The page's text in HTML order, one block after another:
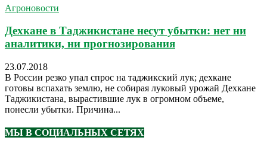
Агроновости
Дехкане в Таджикистане несут убытки: нет ни
аналитики, ни прогнозирования
23.07.2018
В России резко упал спрос на таджикский лук; дехкане
готовы вспахать землю, не собирая луковый урожай Дехкане
Таджикистана, вырастившие лук в огромном объеме,
понесли убытки. Причина...
МЫ В СОЦИАЛЬНЫХ СЕТЯХ